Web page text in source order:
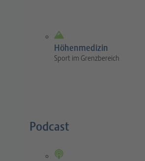
Höhenmedizin
Sport im Grenzbereich
Podcast